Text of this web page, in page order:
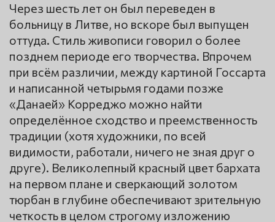
Через шесть лет он был переведен в
больницу в Литве, но вскоре был выпущен
оттуда. Стиль живописи говорил о более
позднем периоде его творчества. Впрочем
при всём различии, между картиной Госсарта
и написанной четырьмя годами позже
«Данаей» Корреджо можно найти
определённое сходство и преемственность
традиции (хотя художники, по всей
видимости, работали, ничего не зная друг о
друге). Великолепный красный цвет бархата
на первом плане и сверкающий золотом
тюрбан в глубине обеспечивают зрительную
четкость в целом строгому изложению